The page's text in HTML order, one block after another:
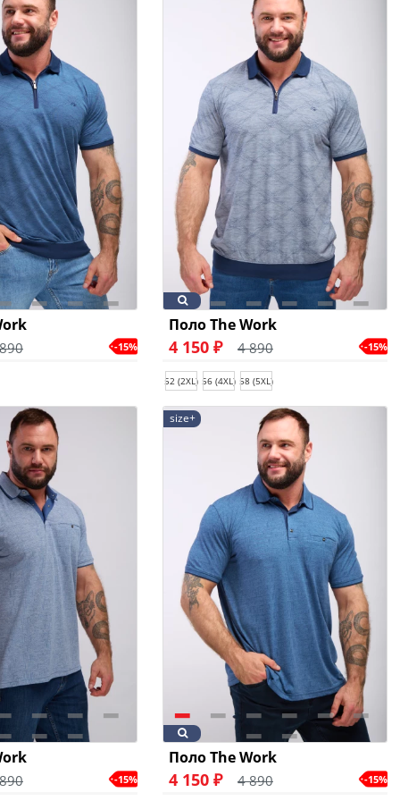
-15%
Поло The Work
4 150 ₽ 4 890 -15%
52 (2XL) 56 (4XL) 58 (5XL)
-15%
size+
Поло The Work
4 150 ₽ 4 890 -15%